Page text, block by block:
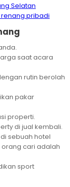
Selatan
pribadi
saat acara
rutin berolah
pakar
properti.
di jual kembali.
sebuah hotel
cari adalah
sport